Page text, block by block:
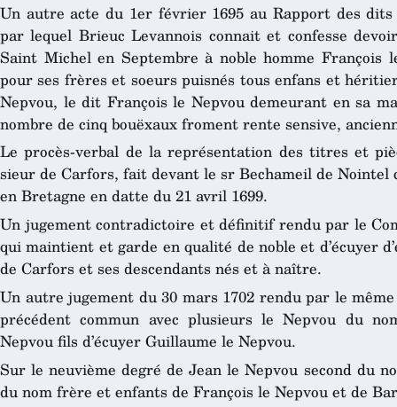
Un autre acte du 1erfévrier 1695 au Rapport des
par lequel Brieuc Levannois connait et confesse
Saint Michel en Septembre à noble homme
pour ses frères et soeurs puisnés tous enfans et
Nepvou, le dit François le Nepvou demeurant en sa
nombre de cinq bouëxaux froment rente sensive,
Le procès-verbal de la représentation des titres et
sieur de Carfors, fait devant le sr Bechameil de Nointel
en Bretagne en datte du 21 avril 1699.
Un jugement contradictoire et définitif rendu par le
qui maintient et garde en qualité de noble et d’écuyer
de Carfors et ses descendants nés et à naître.
Un autre jugement du 30 mars 1702 rendu par le
précédent commun avec plusieurs le Nepvou du
Nepvou fils d’écuyer Guillaume le Nepvou.
Sur le neuvième degré de Jean le Nepvou second du
du nom frère et enfants de François le Nepvou et de